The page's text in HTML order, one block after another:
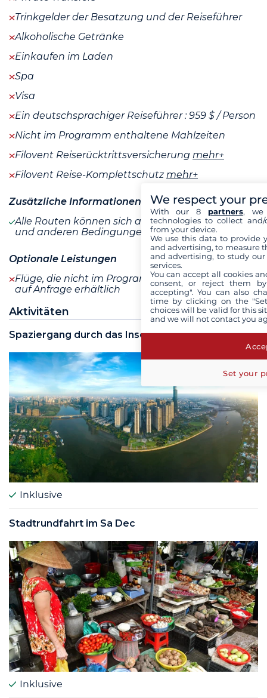
Trinkgelder der Besatzung und der Reiseführer
Alkoholische Getränke
Einkaufen im Laden
Spa
Visa
Ein deutschsprachiger Reiseführer : 959 $ / Person
Nicht im Programm enthaltene Mahlzeiten
Filovent Reiserücktrittsversicherung mehr+
Filovent Reise-Komplettschutzmehr+
Zusätzliche Informationen
Alle Routen können sich aufgrund von Wetter-
und anderen Bedingungen ändern
Optionale Leistungen
Flüge, die nicht im Programm enthalten sind, sind
auf Anfrage erhältlich
Aktivitäten
Spaziergang durch das Inseldorf Binh Thanh
Inklusive
Stadtrundfahrt im Sa Dec
Inklusive
We respect your
With our 8 partners, we
technologies to collect
from your device.
We use this data to provide
and advertising, to measure
and advertising, to study
services.
You can accept all cookies
consent, or reject them
accepting". You can also
time by clicking on the
choices will be valid for this
and we will not contact you
Set your